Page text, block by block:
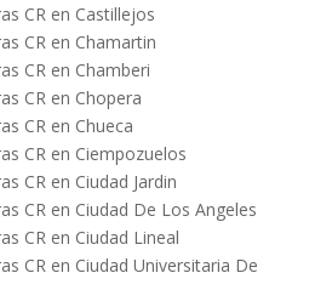
CR en Castillejos
CR en Chamartin
CR en Chamberi
CR en Chopera
CR en Chueca
CR en Ciempozuelos
CR en Ciudad Jardin
CR en Ciudad De Los Angeles
CR en Ciudad Lineal
CR en Ciudad Universitaria De